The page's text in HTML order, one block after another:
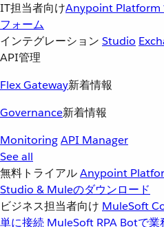
IT担当者向けAnypoint Platform
フォーム
インテグレーション Studio
API管理
Flex Gateway新着情報
Governance新着情報
MonitoringAPI Manager
See all
無料トライアルAnypoint
Studio & Muleのダウンロード
ビジネス担当者向け MuleSoft
単に接続 MuleSoft RPA Botで業